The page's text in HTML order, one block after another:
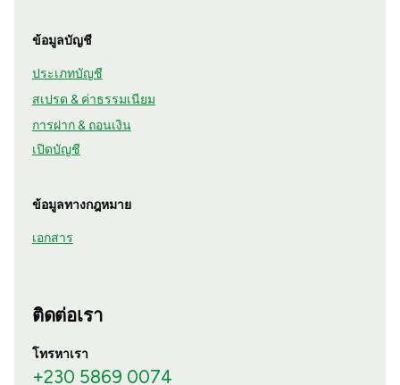
ข้อมูลบัญชี
ประเภทบัญชี
สเปรด & ค่าธรรมเนียม
การฝาก & ถอนเงิน
เปิดบัญชี
ข้อมูลทางกฎหมาย
เอกสาร
ติดต่อเรา
โทรหาเรา
+230 5869 0074